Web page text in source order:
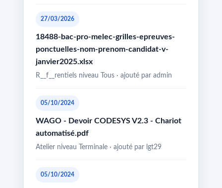
27/03/2026
18488-bac-pro-melec-grilles-epreuves-
ponctuelles-nom-prenom-candidat-v-
janvier2025.xlsx
R__f__rentiels niveau Tous · ajouté par admin
05/10/2024
WAGO - Devoir CODESYS V2.3 - Chariot
automatisé.pdf
Atelier niveau Terminale · ajouté par lgt29
05/10/2024